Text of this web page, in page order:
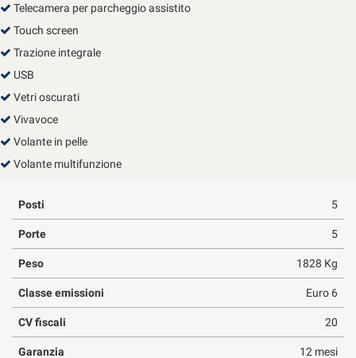
Telecamera per parcheggio assistito
Touch screen
Trazione integrale
USB
Vetri oscurati
Vivavoce
Volante in pelle
Volante multifunzione
Posti 5
Porte 5
Peso 1828 Kg
Classe emissioni Euro 6
CV fiscali 20
Garanzia 12 mesi